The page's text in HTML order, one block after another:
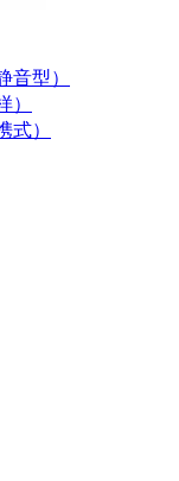
音型）
）
式）